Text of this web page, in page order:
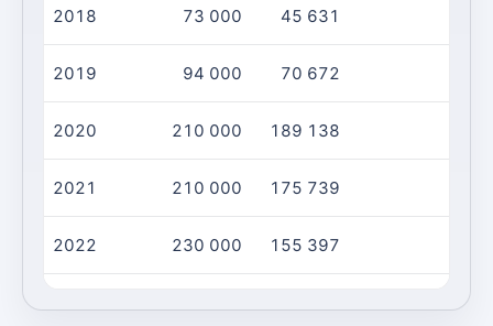
2018 73 000 45 631
2019 94 000 70 672
2020 210 000 189 138
2021 210 000 175 739
2022 230 000 155 397